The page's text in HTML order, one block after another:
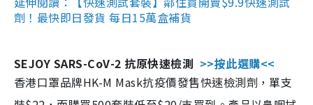
劑！最快即日發貨 每日15萬盒補貨
SEJOY SARS-CoV-2 抗原快速檢測 >>按此選購<<
香港口罩品牌HK-M Mask抗疫價發售快速檢測劑，單支